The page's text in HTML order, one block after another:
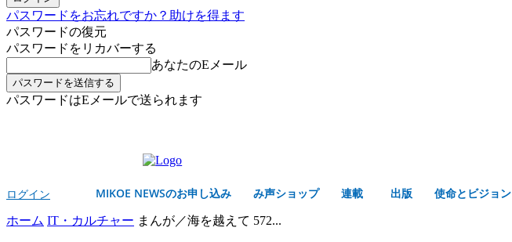
パスワードをお忘れですか？助けを得ます
パスワードの復元
パスワードをリカバーする
あなたのEメール
パスワードはEメールで送られます
ログイン MIKOE NEWSのお申し込み み声ショップ 連載 出版 使命とビジョン
ホーム IT・カルチャー まんが／海を越えて 572...